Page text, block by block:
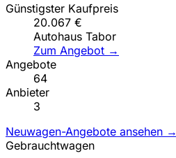
Günstigster Kaufpreis
20.067 €
Autohaus Tabor
Zum Angebot →
Angebote
64
Anbieter
3
Neuwagen-Angebote ansehen →
Gebrauchtwagen